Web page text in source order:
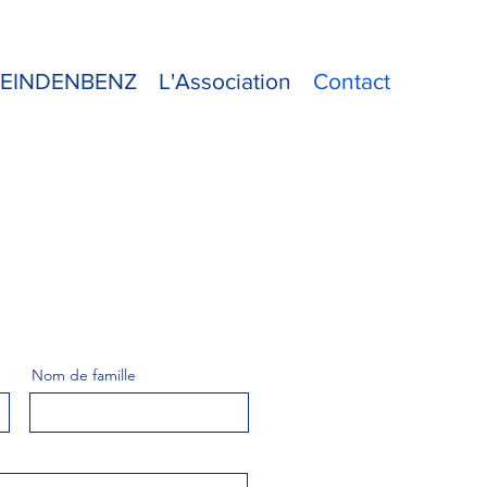
L'Association Contact
Nom de famille